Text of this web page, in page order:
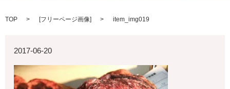
TOP [フリーページ画像] item_img019
2017-06-20